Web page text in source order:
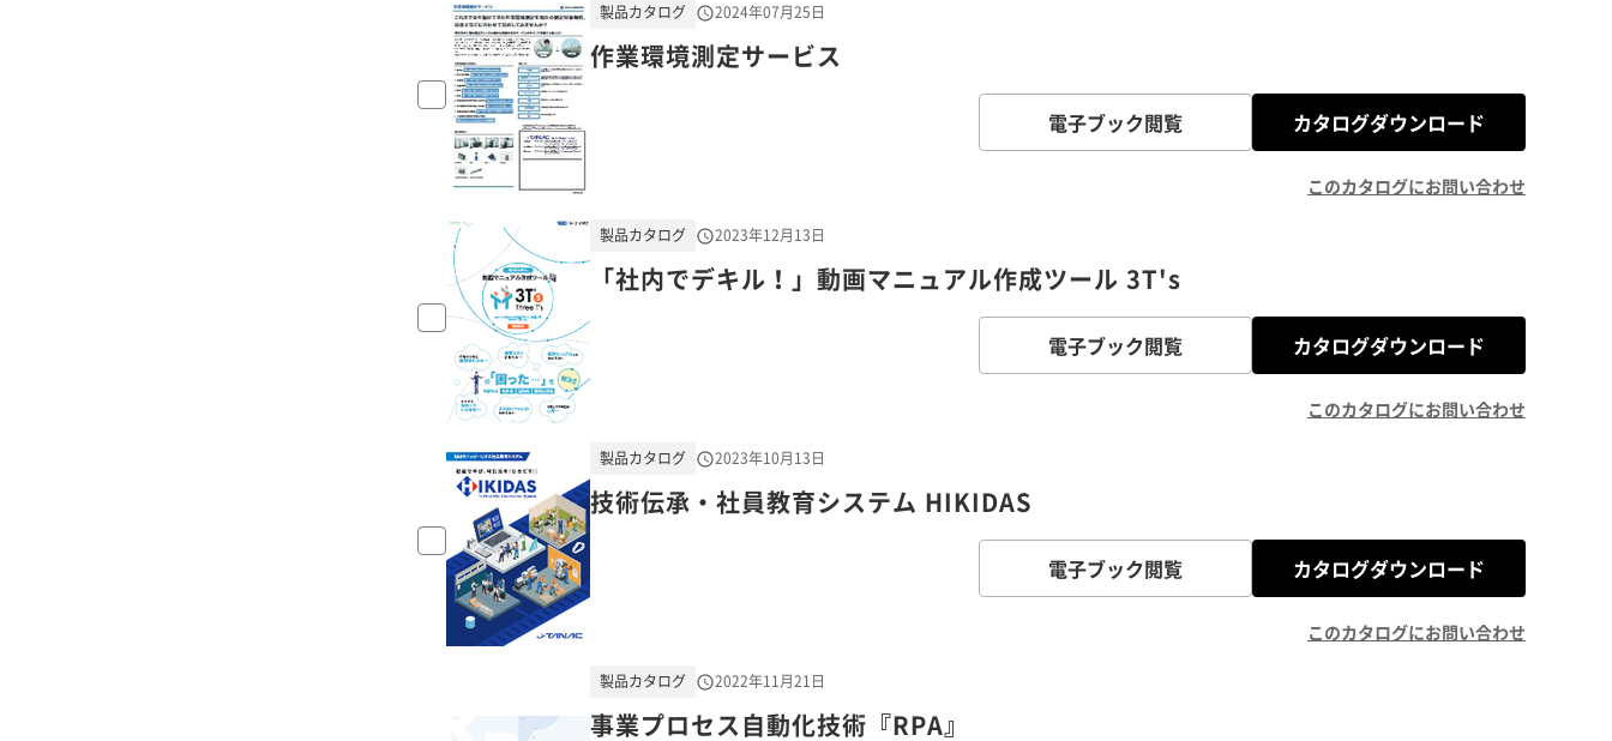
作業環境測定サービス
製品カタログ 2024年07月25日
電子ブック閲覧 カタログダウンロード
このカタログにお問い合わせ
「社内でデキル！」動画マニュアル作成ツール 3T's
製品カタログ 2023年12月13日
電子ブック閲覧 カタログダウンロード
このカタログにお問い合わせ
技術伝承・社員教育システム HIKIDAS
製品カタログ 2023年10月13日
電子ブック閲覧 カタログダウンロード
このカタログにお問い合わせ
事業プロセス自動化技術『RPA』
製品カタログ 2022年11月21日